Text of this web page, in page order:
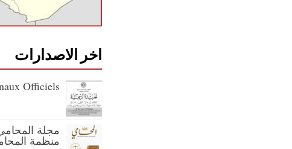
اخر الاصدارات
Officiels
مجلة
منظمة